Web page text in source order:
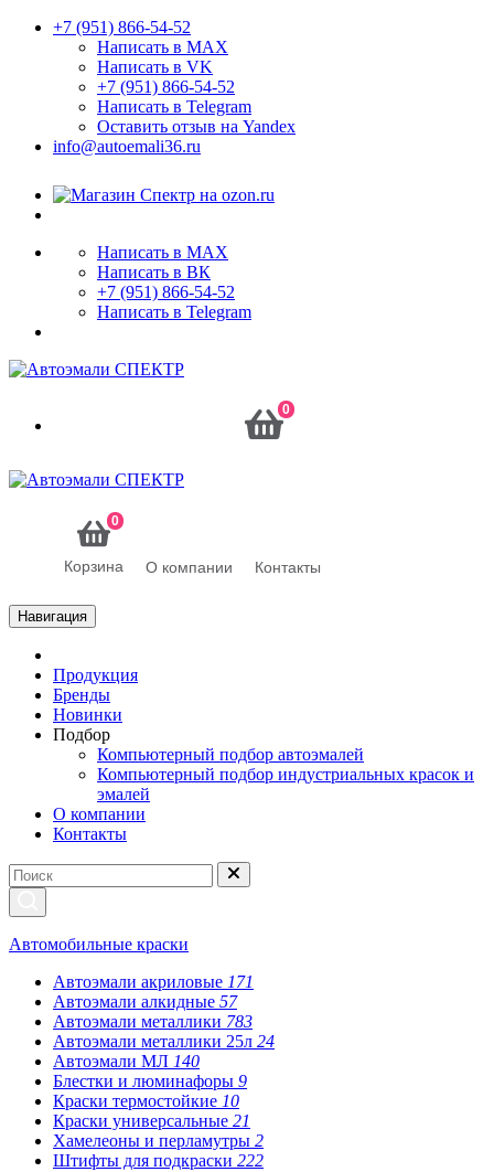
+7 (951) 866-54-52
Написать в MAX
Написать в VK
+7 (951) 866-54-52
Написать в Telegram
Оставить отзыв на Yandex
info@autoemali36.ru
Написать в MAX
Написать в ВК
+7 (951) 866-54-52
Написать в Telegram
0
0
Корзина О компании Контакты
Навигация
Продукция
Бренды
Новинки
Подбор
Компьютерный подбор автоэмалей
Компьютерный подбор индустриальных красок и
эмалей
О компании
Контакты
Автомобильные краски
Автоэмали акриловые 171
Автоэмали алкидные 57
Автоэмали металлики 783
Автоэмали металлики 25л 24
Автоэмали МЛ 140
Блестки и люминафоры 9
Краски термостойкие 10
Краски универсальные 21
Хамелеоны и перламутры 2
Штифты для подкраски 222